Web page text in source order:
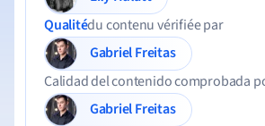
Qualitédu contenu vérifiée par
Gabriel Freitas
Calidad del contenido comprobada
Gabriel Freitas